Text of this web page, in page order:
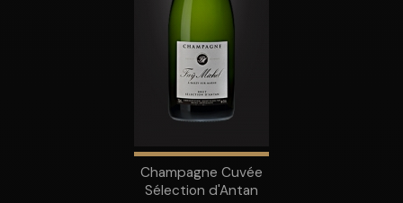
Champagne Cuvée
Sélection d'Antan